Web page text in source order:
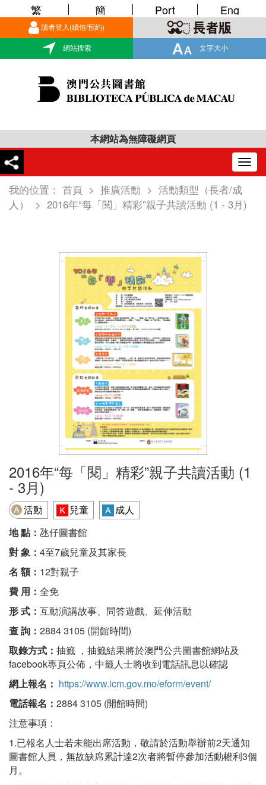
讀者登入(續借/預約)
網站搜索 文字大小
繁 簡 Port Eng
本網站為無障礙網頁
我的位置： 首頁 > 推廣活動 > 活動類型（長者/成
人）
> 2016年“每「閱」精彩”親子共讀活動 (1 - 3月)
2016年“每「閱」精彩”親子共讀活動 (1
- 3月)
活動 兒童
成人
地 點： 氹仔圖書館
對 象： 4至7歲兒童及其家長
名 額： 12對親子
費 用： 全免
形 式： 互動演講故事、問答遊戲、延伸活動
查 詢： 2884 3105 (開館時間)
取錄方式： 抽籤 ，抽籤結果將於澳門公共圖書館網站及
facebook專頁公佈，中籤人士將收到電話訊息以確認
網上報名： https://www.icm.gov.mo/eform/event/
電話報名： 2884 3105 (開館時間)
注意事項：
1.已報名人士若未能出席活動，敬請於活動舉辦前2天通知
圖書館人員，無故缺席累計達2次者將暫停參加活動權利3個
月。